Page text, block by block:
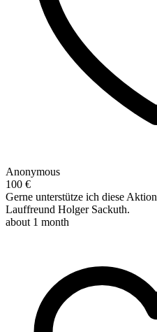
Anonymous
100 €
Gerne unterstütze ich diese
Lauffreund Holger Sackuth.
about 1 month